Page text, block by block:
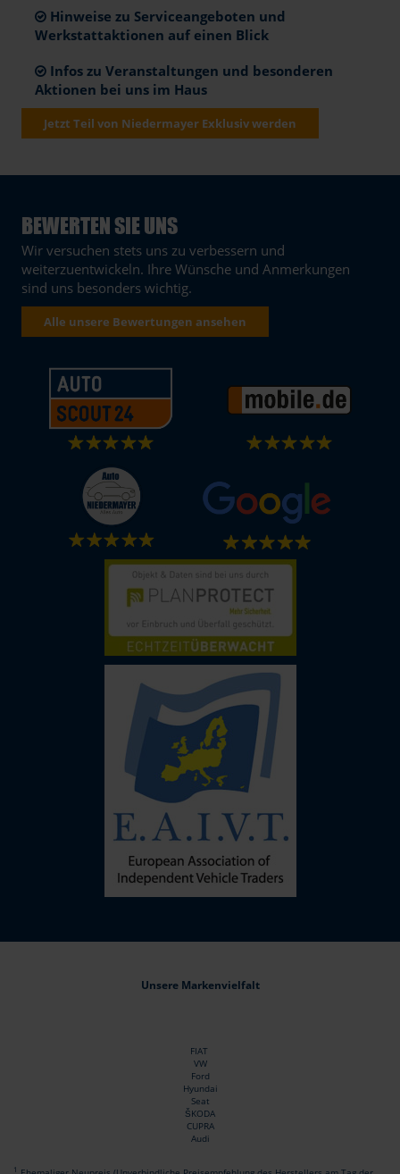
Hinweise zu Serviceangeboten und
Werkstattaktionen auf einen Blick
Infos zu Veranstaltungen und besonderen
Aktionen bei uns im Haus
Jetzt Teil von Niedermayer Exklusiv werden
BEWERTEN SIE UNS
Wir versuchen stets uns zu verbessern und
weiterzuentwickeln. Ihre Wünsche und Anmerkungen
sind uns besonders wichtig.
Alle unsere Bewertungen ansehen
Unsere Markenvielfalt
FIAT
VW
Ford
Hyundai
Seat
ŠKODA
CUPRA
Audi
1